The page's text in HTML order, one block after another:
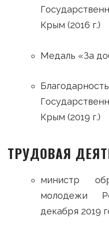
Крым (2016 г.)
Медаль «За
Крым (2019 г.)
ТРУДОВАЯ
министр
молодежи
декабря 2019